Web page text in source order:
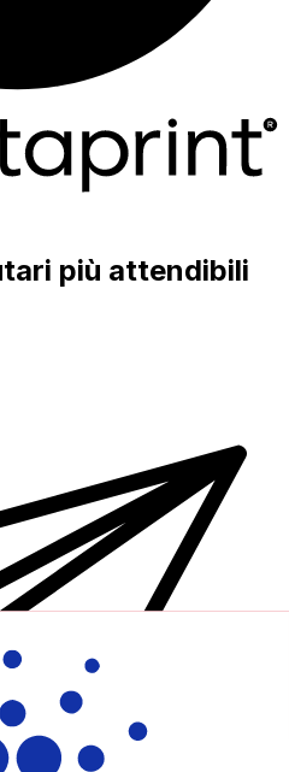
più attendibili